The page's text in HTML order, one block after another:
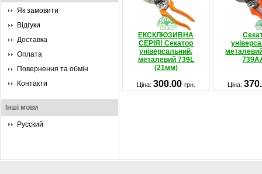
Як замовити
Відгуки
Доставка
Оплата
Повернення та обмін
Контакти
Інші мови
Русский
ЕКСКЛЮЗИВНА
СЕРІЯ! Секатор
універсальний,
металевий 739L
(21мм)
Ціна: 300.00 грн. Ціна: